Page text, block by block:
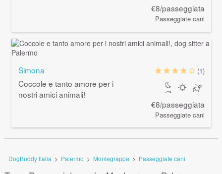
€8/passeggiata
Passeggiate cani
Simona
Coccole e tanto amore per i
nostri amici animali!
(1)
€8/passeggiata
Passeggiate cani
DogBuddy Italia > Palermo > Montegrappa > Passeggiate cani